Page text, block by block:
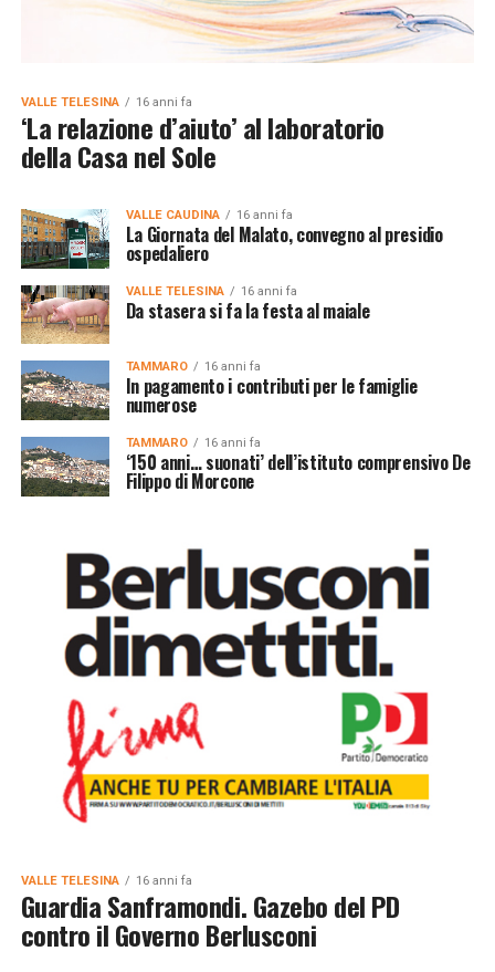
VALLE TELESINA 16 anni fa
‘La relazione d’aiuto’ al laboratorio
della Casa nel Sole
VALLE CAUDINA 16 anni fa
La Giornata del Malato, convegno al presidio
ospedaliero
VALLE TELESINA 16 anni fa
Da stasera si fa la festa al maiale
TAMMARO 16 anni fa
In pagamento i contributi per le famiglie
numerose
TAMMARO 16 anni fa
‘150 anni… suonati’ dell’istituto comprensivo De
Filippo di Morcone
VALLE TELESINA 16 anni fa
Guardia Sanframondi. Gazebo del PD
contro il Governo Berlusconi